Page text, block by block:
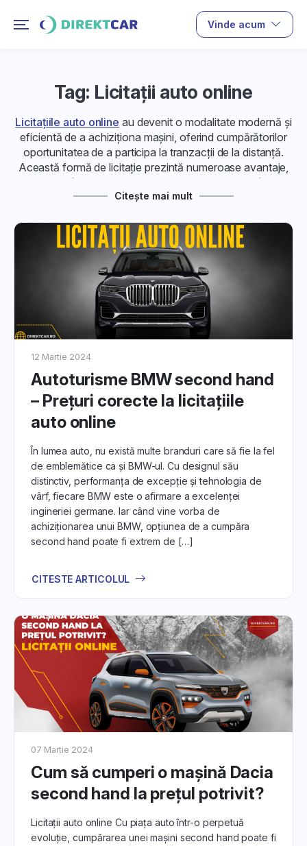
Vinde acum
Tag: Licitații auto online
Licitațiile auto online au devenit o modalitate modernă și
eficientă de a achiziționa mașini, oferind cumpărătorilor
oportunitatea de a participa la tranzacții de la distanță.
Această formă de licitație prezintă numeroase avantaje,
transformând procesul de cumpărare a mașinilor într-o
experiență accesibilă și transparentă.
Citește mai mult
12 Martie 2024
Autoturisme BMW second hand
– Prețuri corecte la licitațiile
auto online
În lumea auto, nu există multe branduri care să fie la fel
de emblemătice ca și BMW-ul. Cu designul său
distinctiv, performanța de excepție și tehnologia de
vârf, fiecare BMW este o afirmare a excelenței
ingineriei germane. Iar când vine vorba de
achiziționarea unui BMW, opțiunea de a cumpăra
second hand poate fi extrem de […]
CITESTE ARTICOLUL
07 Martie 2024
Cum să cumperi o mașină Dacia
second hand la prețul potrivit?
Licitații auto online Cu piața auto într-o perpetuă
evoluție, cumpărarea unei mașini second hand poate fi